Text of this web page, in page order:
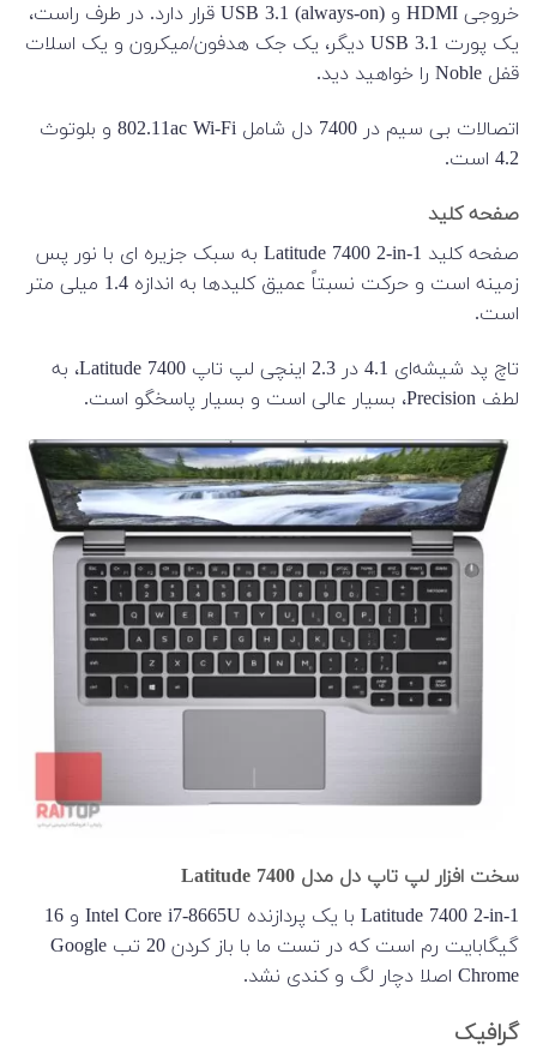
خروجی HDMI و USB 3.1 (always-on) قرار دارد. در طرف راست،
یک پورت USB 3.1 دیگر، یک جک هدفون/میکرون و یک اسلات
قفل Noble را خواهید دید.
اتصالات بی سیم در 7400 دل شامل 802.11ac Wi-Fi و بلوتوث
4.2 است.
صفحه کلید
صفحه کلید Latitude 7400 2-in-1 به سبک جزیره ای با نور پس
زمینه است و حرکت نسبتاً عمیق کلیدها به اندازه 1.4 میلی متر
است.
تاچ پد شیشه‌ای 4.1 در 2.3 اینچی لپ تاپ Latitude 7400، به
لطف Precision، بسیار عالی است و بسیار پاسخگو است.
سخت افزار لپ تاپ دل مدل Latitude 7400
Latitude 7400 2-in-1 با یک پردازنده Intel Core i7-8665U و 16
گیگابایت رم است که در تست ما با باز کردن 20 تب Google
Chrome اصلا دچار لگ و کندی نشد.
گرافیک